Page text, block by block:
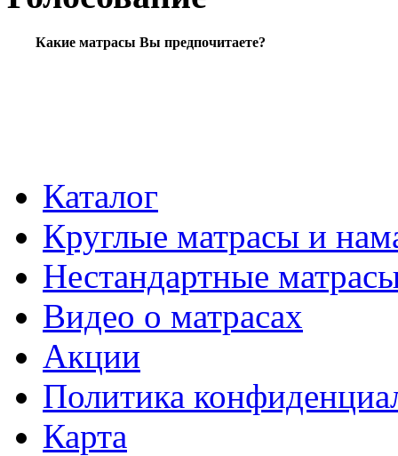
Какие матрасы Вы предпочитаете?
Каталог
Круглые матрасы и
Нестандартные
Видео о матрасах
Акции
Политика
Карта